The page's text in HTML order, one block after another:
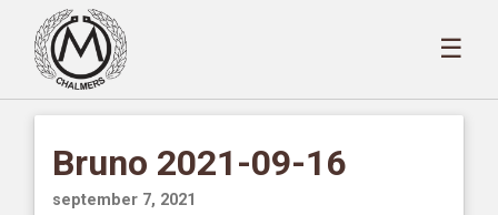
☰
Bruno 2021-09-16
september 7, 2021